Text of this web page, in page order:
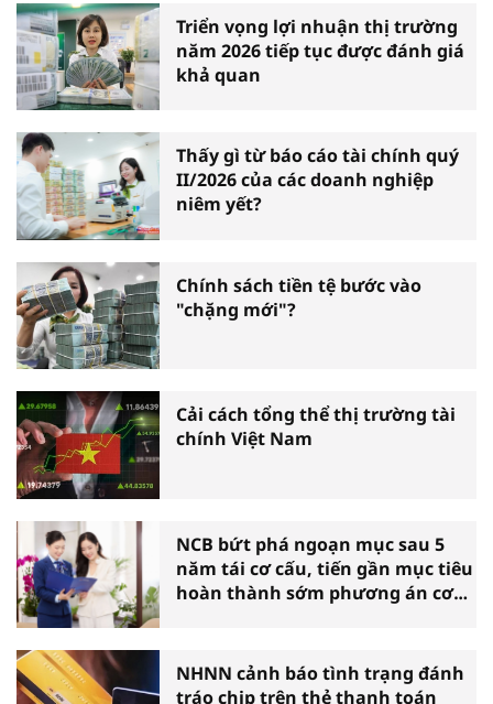
Triển vọng lợi nhuận thị trường
năm 2026 tiếp tục được đánh giá
khả quan
Thấy gì từ báo cáo tài chính quý
II/2026 của các doanh nghiệp
niêm yết?
Chính sách tiền tệ bước vào
"chặng mới"?
Cải cách tổng thể thị trường tài
chính Việt Nam
NCB bứt phá ngoạn mục sau 5
năm tái cơ cấu, tiến gần mục tiêu
hoàn thành sớm phương án cơ
NHNN cảnh báo tình trạng đánh
tráo chip trên thẻ thanh toán